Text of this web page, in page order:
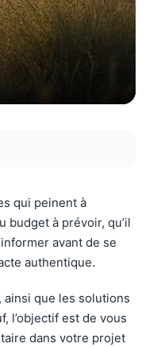
qui peinent à
à prévoir, qu’il
avant de se
authentique.
ainsi que les solutions
l’objectif est de vous
dans votre projet